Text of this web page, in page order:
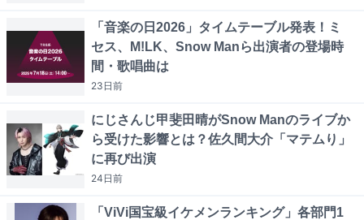
「音楽の日2026」タイムテーブル発表！ミ
セス、M!LK、Snow Manら出演者の登場時
間・歌唱曲は
23日前
にじさんじ甲斐田晴がSnow Manのライブか
ら受けた影響とは？佐久間大介「マテムり」
に再び出演
24日前
「ViVi国宝級イケメンランキング」各部門1